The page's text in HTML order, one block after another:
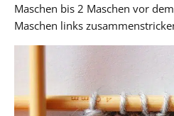
Maschen bis 2 Maschen vor
Maschen links